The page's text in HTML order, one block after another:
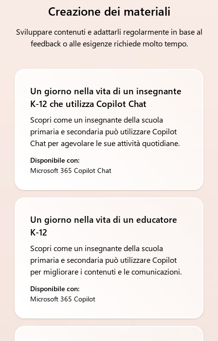
Creazione dei materiali
Sviluppare contenuti e adattarli regolarmente in base al
feedback o alle esigenze richiede molto tempo.
Un giorno nella vita di un insegnante
K-12 che utilizza Copilot Chat
Scopri come un insegnante della scuola
primaria e secondaria può utilizzare Copilot
Chat per agevolare le sue attività quotidiane.
Disponibile con:
Microsoft 365 Copilot Chat
Un giorno nella vita di un educatore
K-12
Scopri come un insegnante della scuola
primaria e secondaria può utilizzare Copilot
per migliorare i contenuti e le comunicazioni.
Disponibile con:
Microsoft 365 Copilot